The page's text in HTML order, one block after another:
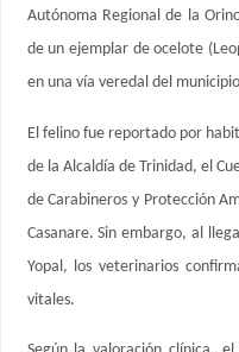
Autónoma Regional de la
de un ejemplar de ocelote
en una vía veredal del
El felino fue reportado por
de la Alcaldía de Trinidad, el
de Carabineros y Protección
Casanare. Sin embargo, al
Yopal, los veterinarios
vitales.